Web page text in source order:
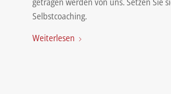
Selbstcoaching.
Weiterlesen